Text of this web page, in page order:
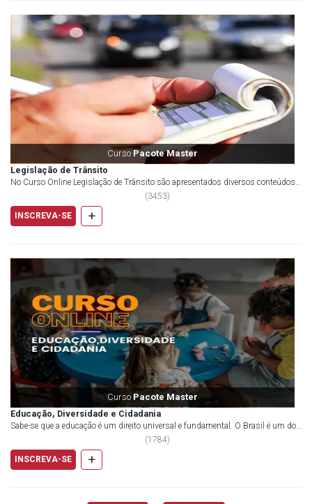
Curso Pacote Master
Legislação de Trânsito
No Curso Online Legislação de Trânsito são apresentados diversos conteúdos
(3453)
INSCREVA-SE
+
Curso Pacote Master
Educação, Diversidade e Cidadania
Sabe-se que a educação é um direito universal e fundamental. O Brasil é um dos
países mais desiguais do mundo, e mu...
(1784)
INSCREVA-SE
+